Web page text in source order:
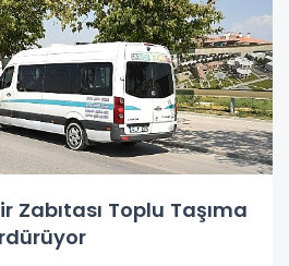
Zabıtası Toplu Taşıma